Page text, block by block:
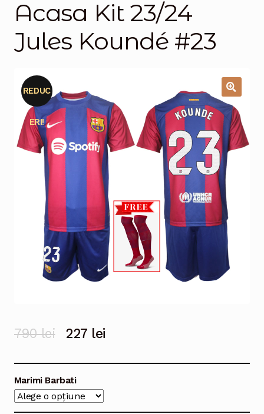
Acasa Kit 23/24
Jules Koundé #23
🔍
REDUC
ERI!
790lei
Prețul
a
fost:
227 leiPrețul
Marimi Barbati